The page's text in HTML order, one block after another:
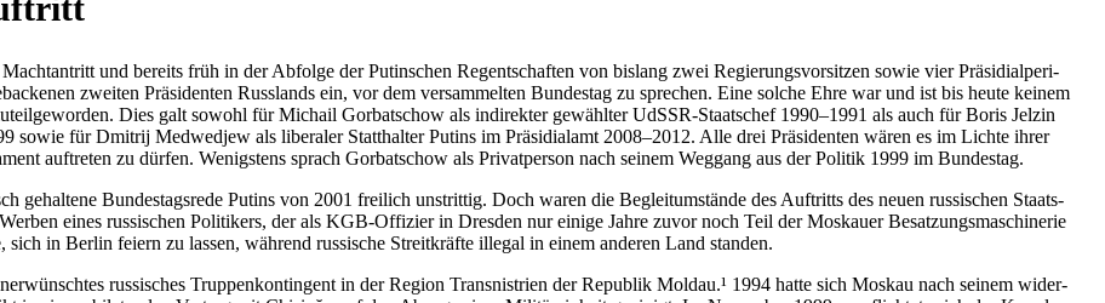
und bereits früh in der Abfolge der Putin­schen Regent­schaf­ten von bislang zwei Regie­rungs­vor­sit­zen sowie vier Prä­si­di­al­pe­ri­
zweiten Prä­si­den­ten Russ­lands ein, vor dem ver­sam­mel­ten Bun­des­tag zu spre­chen. Eine solche Ehre war und ist bis heute keinem
Dies galt sowohl für Michail Gor­bat­schow als indi­rek­ter gewähl­ter UdSSR-Staats­chef 1990–1991 als auch für Boris Jelzin
sowie für Dmitrij Med­wed­jew als libe­ra­ler Statt­hal­ter Putins im Prä­si­di­al­amt 2008–2012. Alle drei Prä­si­den­ten wären es im Lichte ihrer
auf­tre­ten zu dürfen. Wenigs­tens sprach Gor­bat­schow als Pri­vat­per­son nach seinem Weggang aus der Politik 1999 im Bundestag.
gehal­tene Bun­des­tags­rede Putins von 2001 frei­lich unstrit­tig. Doch waren die Begleit­um­stände des Auf­tritts des neuen rus­si­schen Staats­
eines rus­si­schen Poli­ti­kers, der als KGB-Offi­zier in Dresden nur einige Jahre zuvor noch Teil der Mos­kauer Besat­zungs­ma­schi­ne­rie
in Berlin feiern zu lassen, während rus­si­sche Streit­kräfte illegal in einem anderen Land standen.
rus­si­sches Trup­pen­kon­tin­gent in der Region Trans­nis­trien der Repu­blik Moldau.¹ 1994 hatte sich Moskau nach seinem wider­